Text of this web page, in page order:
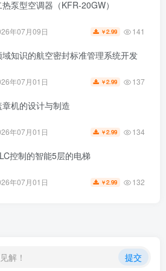
泵型空调器（KFR-20GW）
年07月09日 ￥2.99 141
知识的航空密封标准管理系统开发
年07月01日 ￥2.99 137
章机的设计与制造
年07月01日 ￥2.99 134
控制的智能5层的电梯
年07月01日 ￥2.99 132
解！ 提交